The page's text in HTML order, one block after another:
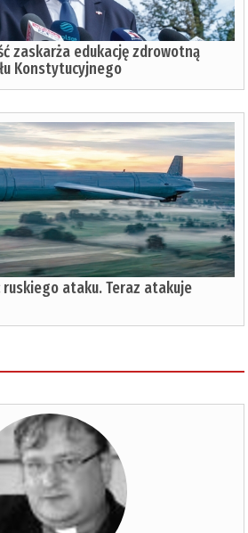
zaskarża edukację zdrowotną
Konstytucyjnego
ruskiego ataku. Teraz atakuje